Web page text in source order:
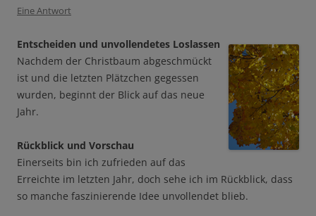
Eine Antwort
Entscheiden und unvollendetes Loslassen
Nachdem der Christbaum abgeschmückt
ist und die letzten Plätzchen gegessen
wurden, beginnt der Blick auf das neue
Jahr.
Rückblick und Vorschau
Einerseits bin ich zufrieden auf das
Erreichte im letzten Jahr, doch sehe ich im Rückblick, dass
so manche faszinierende Idee unvollendet blieb.